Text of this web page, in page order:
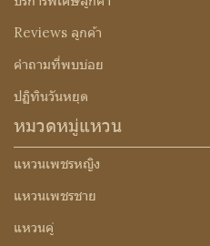
Reviews ลูกค้า
คำถามที่พบบ่อย
ปฏิทินวันหยุด
หมวดหมู่แหวน
แหวนเพชรหญิง
แหวนเพชรชาย
แหวนคู่